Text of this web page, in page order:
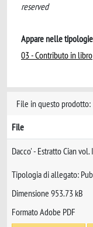
reserved
Appare nelle
03 - Contributo in libro
File in questo prodotto:
File
Dacco' - Estratto Cian
Tipologia di allegato:
Dimensione 953.73 kB
Formato Adobe PDF